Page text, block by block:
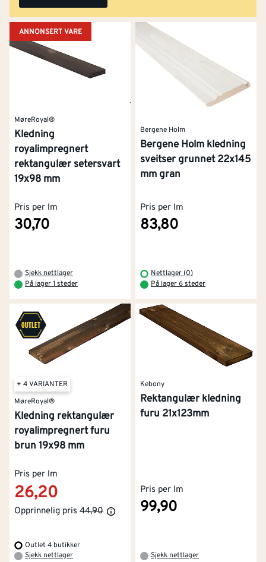
ANNONSERT VARE
MøreRoyal®
Kledning
royalimpregnert
rektangulær setersvart
19x98 mm
Pris per lm
30,70
Sjekk nettlager
På lager 1 steder
Bergene Holm
Bergene Holm kledning
sveitser grunnet 22x145
mm gran
Pris per lm
83,80
Nettlager (0)
På lager 6 steder
+ 4 VARIANTER
MøreRoyal®
Kledning rektangulær
royalimpregnert furu
brun 19x98 mm
Pris per lm
26,20
Opprinnelig pris 44,90
Outlet 4 butikker
Sjekk nettlager
Kebony
Rektangulær kledning
furu 21x123mm
Pris per lm
99,90
Sjekk nettlager